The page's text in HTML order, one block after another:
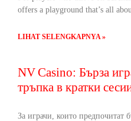
offers a playground that’s all
LIHAT SELENGKAPNYA »
NV Casino: Бърза
тръпка в кратки
За играчи, които предпочитат